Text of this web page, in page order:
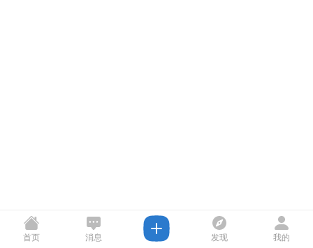
首页 消息 发现 我的